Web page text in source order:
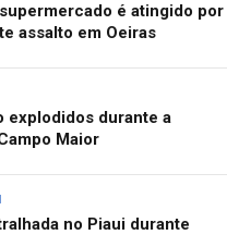
é atingido por
assalto em Oeiras
explodidos durante a
Maior
no Piaui durante